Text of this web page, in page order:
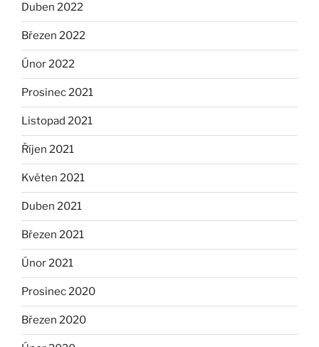
Duben 2022
Březen 2022
Únor 2022
Prosinec 2021
Listopad 2021
Říjen 2021
Květen 2021
Duben 2021
Březen 2021
Únor 2021
Prosinec 2020
Březen 2020